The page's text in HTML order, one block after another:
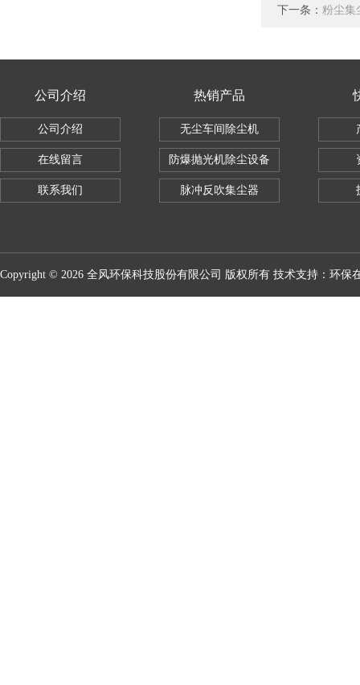
下一条： 粉尘集
公司介绍
公司介绍
在线留言
联系我们
热销产品
无尘车间除尘机
防爆抛光机除尘设备
脉冲反吹集尘器
Copyright © 2026 全风环保科技股份有限公司 版权所有 技术支持： 环保